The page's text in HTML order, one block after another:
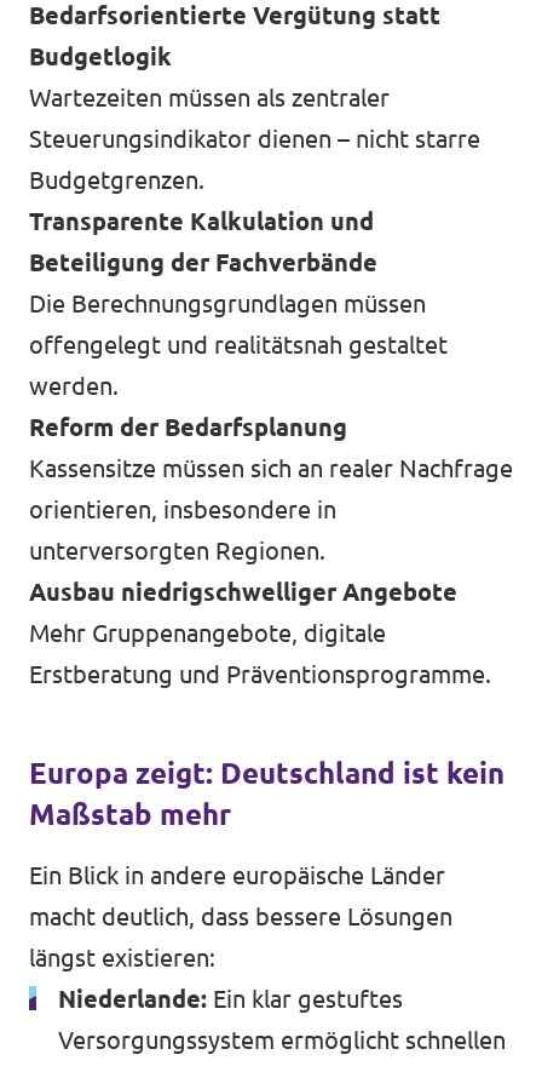
Bedarfsorientierte Vergütung statt
Budgetlogik
Wartezeiten müssen als zentraler
Steuerungsindikator dienen – nicht starre
Budgetgrenzen.
Transparente Kalkulation und
Beteiligung der Fachverbände
Die Berechnungsgrundlagen müssen
offengelegt und realitätsnah gestaltet
werden.
Reform der Bedarfsplanung
Kassensitze müssen sich an realer Nachfrage
orientieren, insbesondere in
unterversorgten Regionen.
Ausbau niedrigschwelliger Angebote
Mehr Gruppenangebote, digitale
Erstberatung und Präventionsprogramme.
Europa zeigt: Deutschland ist kein
Maßstab mehr
Ein Blick in andere europäische Länder
macht deutlich, dass bessere Lösungen
längst existieren:
Niederlande: Ein klar gestuftes
Versorgungssystem ermöglicht schnellen